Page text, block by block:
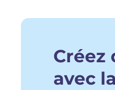
Créez
avec